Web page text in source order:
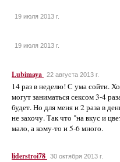
19 июля 2013 г.
19 июля 2013 г.
Lubimaya 22 августа 2013 г.
14 раз в неделю! С ума сойти.
могут заниматься сексом 3-4
будет. Но для меня и 2 раза в
не захочу. Так что "на вкус и
мало, а кому-то и 5-6 много.
liderstroi78 30 октября 2013 г.